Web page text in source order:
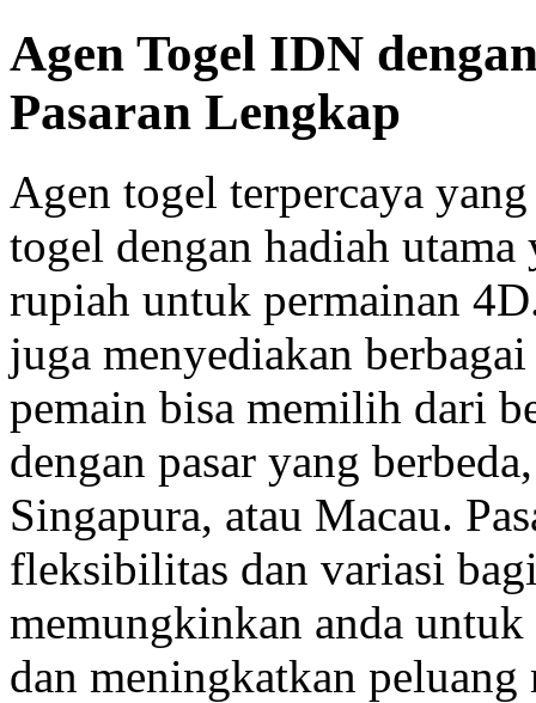
Agen Togel IDN
Pasaran Lengkap
Agen togel terpercaya
togel dengan hadiah
rupiah untuk permainan
juga menyediakan
pemain bisa memilih dari
dengan pasar yang
Singapura, atau Macau.
fleksibilitas dan variasi
memungkinkan anda
dan meningkatkan peluang